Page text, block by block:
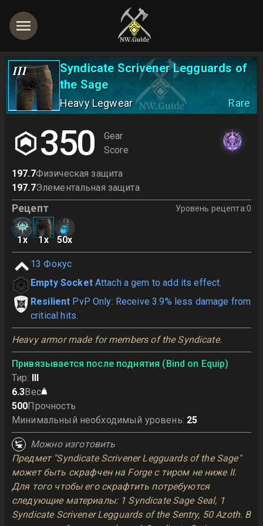
III
Syndicate Scrivener Legguards of
the Sage
Heavy Legwear Rare
350
Gear
Score
197.7Физическая защита
197.7Элементальная защита
Рецепт Уровень рецепта:0
1x 1x 50x
13 Фокус
Empty Socket Attach a gem to add its effect.
Resilient PvP Only: Receive 3.9% less damage from
critical hits.
Heavy armor made for members of the Syndicate.
Привязывается после поднятия (Bind on Equip)
Тир: III
6.3Вес
500Прочность
Минимальный необходимый уровень: 25
Можно изготовить
Предмет "Syndicate Scrivener Legguards of the Sage"
может быть скрафчен на Forge с тиром не ниже II.
Для того чтобы его скрафтить потребуются
следующие материалы: 1 Syndicate Sage Seal, 1
Syndicate Scrivener Legguards of the Sentry, 50 Azoth. В